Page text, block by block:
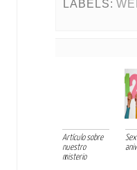
LABELS:
Artículo sobre
nuestro
misterio